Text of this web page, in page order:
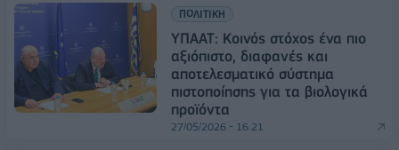
ΠΟΛΙΤΙΚΗ
ΥΠΑΑΤ: Κοινός στόχος ένα πιο
αξιόπιστο, διαφανές και
αποτελεσματικό σύστημα
πιστοποίησης για τα βιολογικά
προϊόντα
27/05/2026 - 16:21